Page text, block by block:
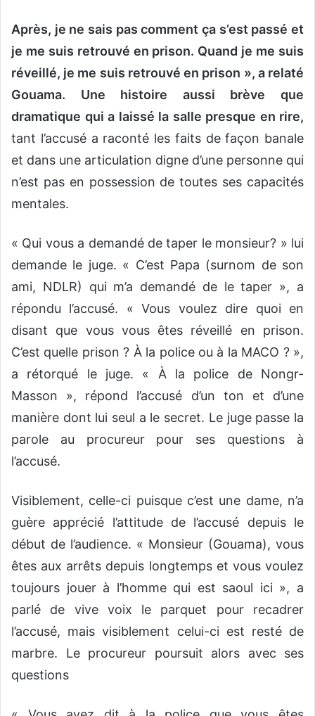
Après, je ne sais pas comment ça s’est passé et
je me suis retrouvé en prison. Quand je me suis
réveillé, je me suis retrouvé en prison », a relaté
Gouama. Une histoire aussi brève que
dramatique qui a laissé la salle presque en rire,
tant l’accusé a raconté les faits de façon banale
et dans une articulation digne d’une personne qui
n’est pas en possession de toutes ses capacités
mentales.
« Qui vous a demandé de taper le monsieur? » lui
demande le juge. « C’est Papa (surnom de son
ami, NDLR) qui m’a demandé de le taper », a
répondu l’accusé. « Vous voulez dire quoi en
disant que vous vous êtes réveillé en prison.
C’est quelle prison ? À la police ou à la MACO ? »,
a rétorqué le juge. « À la police de Nongr-
Masson », répond l’accusé d’un ton et d’une
manière dont lui seul a le secret. Le juge passe la
parole au procureur pour ses questions à
l’accusé.
Visiblement, celle-ci puisque c’est une dame, n’a
guère apprécié l’attitude de l’accusé depuis le
début de l’audience. « Monsieur (Gouama), vous
êtes aux arrêts depuis longtemps et vous voulez
toujours jouer à l’homme qui est saoul ici », a
parlé de vive voix le parquet pour recadrer
l’accusé, mais visiblement celui-ci est resté de
marbre. Le procureur poursuit alors avec ses
questions